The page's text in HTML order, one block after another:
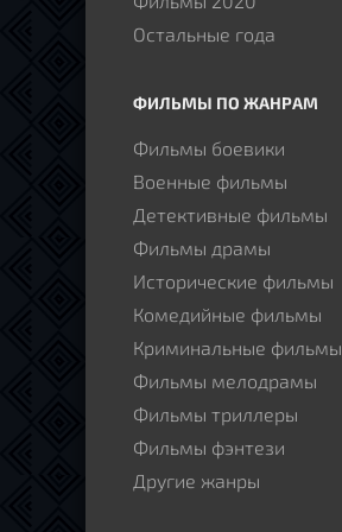
Остальные года
ФИЛЬМЫ ПО ЖАНРАМ
Фильмы боевики
Военные фильмы
Детективные фильмы
Фильмы драмы
Исторические фильмы
Комедийные фильмы
Криминальные фильмы
Фильмы мелодрамы
Фильмы триллеры
Фильмы фэнтези
Другие жанры